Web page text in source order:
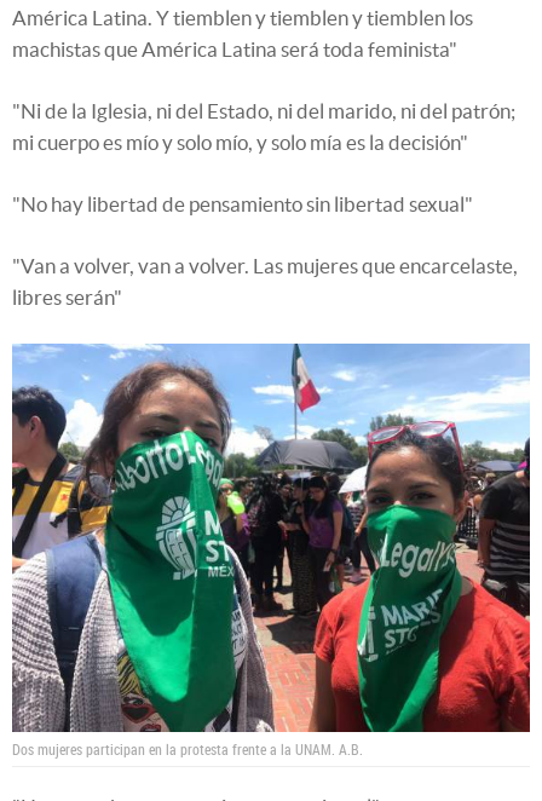
América Latina. Y tiemblen y tiemblen y tiemblen los
machistas que América Latina será toda feminista"
"Ni de la Iglesia, ni del Estado, ni del marido, ni del patrón;
mi cuerpo es mío y solo mío, y solo mía es la decisión"
"No hay libertad de pensamiento sin libertad sexual"
"Van a volver, van a volver. Las mujeres que encarcelaste,
libres serán"
Dos mujeres participan en la protesta frente a la UNAM. A.B.